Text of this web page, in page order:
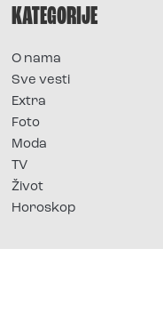
KATEGORIJE
O nama
Sve vesti
Extra
Foto
Moda
TV
Život
Horoskop